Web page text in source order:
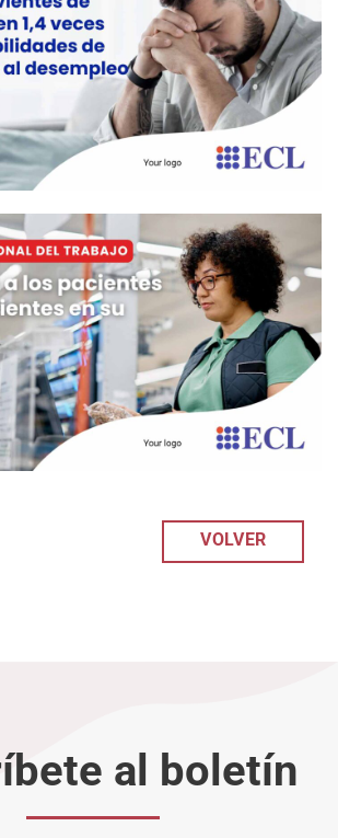
VOLVER
al boletín